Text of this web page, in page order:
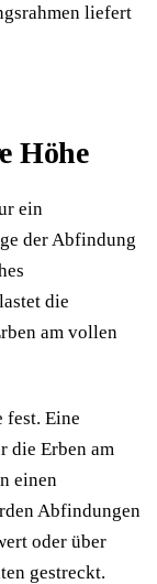
liefert
Höhe
ein
der Abfindung
die
am vollen
fest. Eine
die Erben am
einen
Abfindungen
oder über
gestreckt.